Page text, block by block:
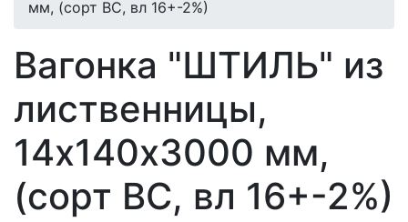
мм, (сорт BC, вл 16+-2%)
Вагонка "ШТИЛЬ" из
лиственницы,
14х140х3000 мм,
(сорт BC, вл 16+-2%)